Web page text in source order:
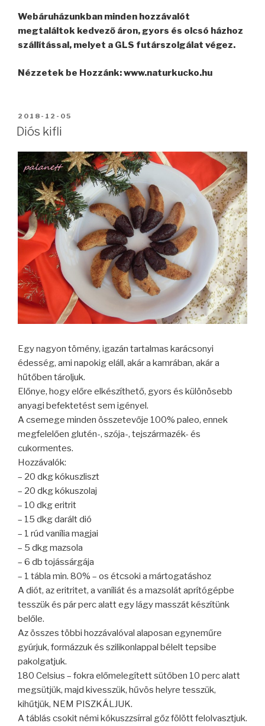
Webáruházunkban minden hozzávalót
megtaláltok kedvező áron, gyors és olcsó házhoz
szállítással, melyet a GLS futárszolgálat végez.
Nézzetek be Hozzánk: www.naturkucko.hu
BEKÜLDVE:
2018-12-05
Diós kifli
Egy nagyon tömény, igazán tartalmas karácsonyi
édesség, ami napokig eláll, akár a kamrában, akár a
hűtőben tároljuk.
Előnye, hogy előre elkészíthető, gyors és különösebb
anyagi befektetést sem igényel.
A csemege minden összetevője 100% paleo, ennek
megfelelően glutén-, szója-, tejszármazék- és
cukormentes.
Hozzávalók:
– 20 dkg kókuszliszt
– 20 dkg kókuszolaj
– 10 dkg eritrit
– 15 dkg darált dió
– 1 rúd vanília magjai
– 5 dkg mazsola
– 6 db tojássárgája
– 1 tábla min. 80% – os étcsoki a mártogatáshoz
A diót, az eritritet, a vaníliát és a mazsolát aprítógépbe
tesszük és pár perc alatt egy lágy masszát készítünk
belőle.
Az összes többi hozzávalóval alaposan egyneműre
gyúrjuk, formázzuk és szilikonlappal bélelt tepsibe
pakolgatjuk.
180 Celsius – fokra előmelegített sütőben 10 perc alatt
megsütjük, majd kivesszük, hűvös helyre tesszük,
kihűtjük, NEM PISZKÁLJUK.
A táblás csokit némi kókuszzsírral gőz fölött felolvasztjuk.